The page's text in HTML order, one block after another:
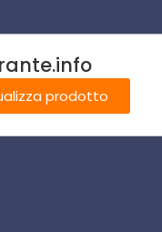
prodotto